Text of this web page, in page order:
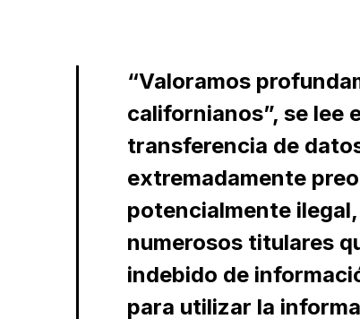
“Valoramos
californianos”, se lee
transferencia de
extremadamente
potencialmente
numerosos titulares
indebido de
para utilizar la